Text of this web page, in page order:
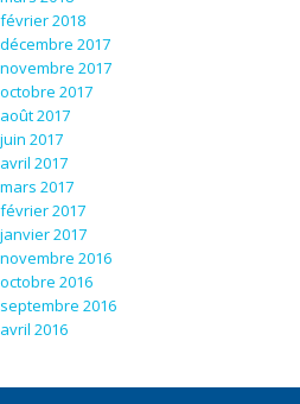
février 2018
décembre 2017
novembre 2017
octobre 2017
août 2017
juin 2017
avril 2017
mars 2017
février 2017
janvier 2017
novembre 2016
octobre 2016
septembre 2016
avril 2016